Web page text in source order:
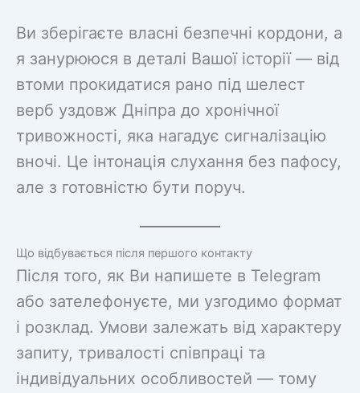
Ви зберігаєте власні безпечні кордони, а
я занурююся в деталі Вашої історії — від
втоми прокидатися рано під шелест
верб уздовж Дніпра до хронічної
тривожності, яка нагадує сигналізацію
вночі. Це інтонація слухання без пафосу,
але з готовністю бути поруч.
Що відбувається після першого контакту
Після того, як Ви напишете в Telegram
або зателефонуєте, ми узгодимо формат
і розклад. Умови залежать від характеру
запиту, тривалості співпраці та
індивідуальних особливостей — тому